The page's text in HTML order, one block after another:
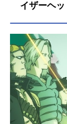
イザーヘッ